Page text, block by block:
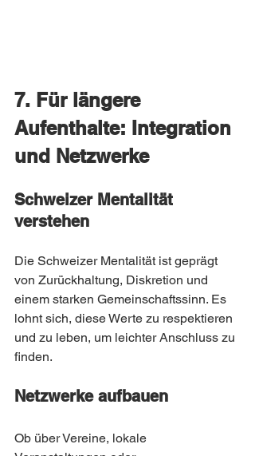
7. Für längere
Aufenthalte: Integration
und Netzwerke
Schweizer Mentalität
verstehen
Die Schweizer Mentalität ist geprägt
von Zurückhaltung, Diskretion und
einem starken Gemeinschaftssinn. Es
lohnt sich, diese Werte zu respektieren
und zu leben, um leichter Anschluss zu
finden.
Netzwerke aufbauen
Ob über Vereine, lokale